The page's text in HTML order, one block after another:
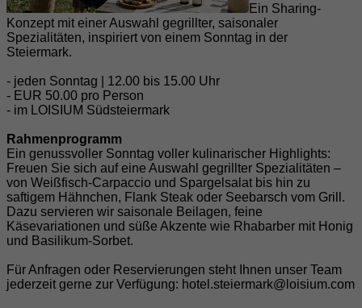
Ein Sharing-
Konzept mit einer Auswahl gegrillter, saisonaler
Spezialitäten, inspiriert von einem Sonntag in der
Steiermark.
- jeden Sonntag | 12.00 bis 15.00 Uhr
- EUR 50.00 pro Person
- im LOISIUM Südsteiermark
Rahmenprogramm
Ein genussvoller Sonntag voller kulinarischer Highlights:
Freuen Sie sich auf eine Auswahl gegrillter Spezialitäten –
von Weißfisch-Carpaccio und Spargelsalat bis hin zu
saftigem Hähnchen, Flank Steak oder Seebarsch vom Grill.
Dazu servieren wir saisonale Beilagen, feine
Käsevariationen und süße Akzente wie Rhabarber mit Honig
und Basilikum-Sorbet.
Für Anfragen oder Reservierungen steht Ihnen unser Team
jederzeit gerne zur Verfügung: hotel.steiermark@loisium.com